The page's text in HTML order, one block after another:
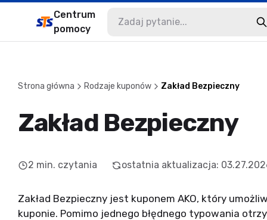
Centrum
pomocy
Strona główna Rodzaje kuponów Zakład Bezpieczny
Zakład Bezpieczny
2 min. czytania ostatnia aktualizacja:
Zakład Bezpieczny jest kuponem AKO, który
kuponie. Pomimo jednego błędnego typowania